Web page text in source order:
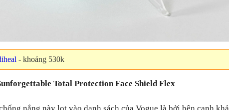
- khoảng 530k
Total Protection Face Shield Flex